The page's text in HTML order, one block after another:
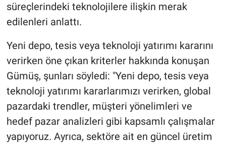
süreçlerindeki teknolojilere ilişkin merak
edilenleri anlattı.
Yeni depo, tesis veya teknoloji yatırımı kararını
verirken öne çıkan kriterler hakkında konuşan
Gümüş, şunları söyledi: "Yeni depo, tesis veya
teknoloji yatırımı kararlarımızı verirken, global
pazardaki trendler, müşteri yönelimleri ve
hedef pazar analizleri gibi kapsamlı çalışmalar
yapıyoruz. Ayrıca, sektöre ait en güncel üretim